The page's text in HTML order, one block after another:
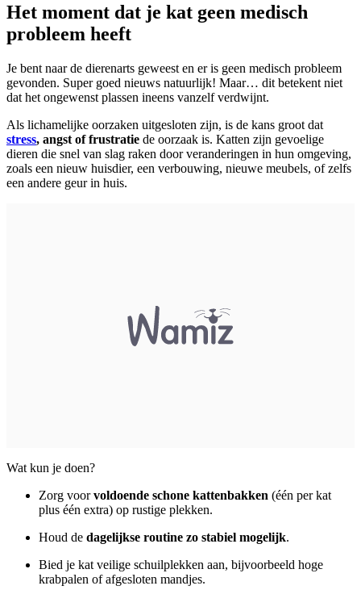
Het moment dat je kat geen medisch
probleem heeft
Je bent naar de dierenarts geweest en er is geen medisch probleem
gevonden. Super goed nieuws natuurlijk! Maar… dit betekent niet
dat het ongewenst plassen ineens vanzelf verdwijnt.
Als lichamelijke oorzaken uitgesloten zijn, is de kans groot dat
stress, angst of frustratie de oorzaak is. Katten zijn gevoelige
dieren die snel van slag raken door veranderingen in hun omgeving,
zoals een nieuw huisdier, een verbouwing, nieuwe meubels, of zelfs
een andere geur in huis.
Wat kun je doen?
Zorg voorvoldoende schone kattenbakken (één per kat
plus één extra) op rustige plekken.
Houd de dagelijkse routine zo stabiel mogelijk.
Bied je kat veilige schuilplekken aan, bijvoorbeeld hoge
krabpalen of afgesloten mandjes.